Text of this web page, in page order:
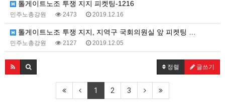
톨게이트노조 투쟁 지지 피켓팅-1216
민주노총강원 2473 2019.12.16
톨게이트노조 투쟁 지지, 지역구 국회의원실 앞 피켓팅 …
민주노총강원 2127 2019.12.05
정렬 글쓰기
1 2 3